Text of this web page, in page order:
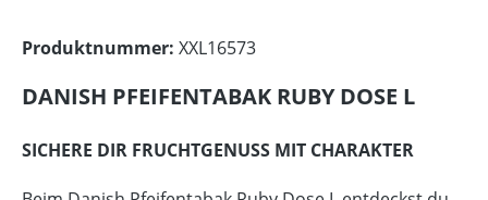
Produktnummer: XXL16573
DANISH PFEIFENTABAK RUBY DOSE L
SICHERE DIR FRUCHTGENUSS MIT CHARAKTER